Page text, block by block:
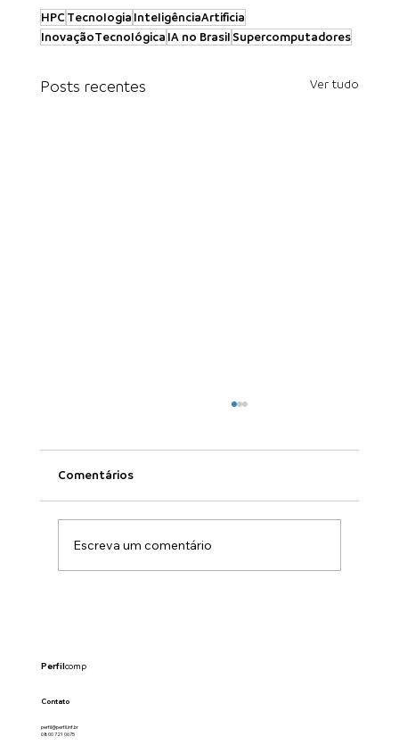
HPC Tecnologia InteligênciaArtificia
InovaçãoTecnológica IA no Brasil Supercomputadores
Posts recentes Ver tudo
Comentários
Escreva um comentário
Perfilcomp
Contato
perfil@perfil.inf.br
0800 721 0675